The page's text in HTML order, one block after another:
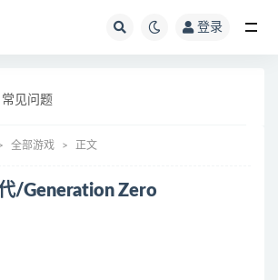
登录
常见问题
全部游戏 正文
/Generation Zero